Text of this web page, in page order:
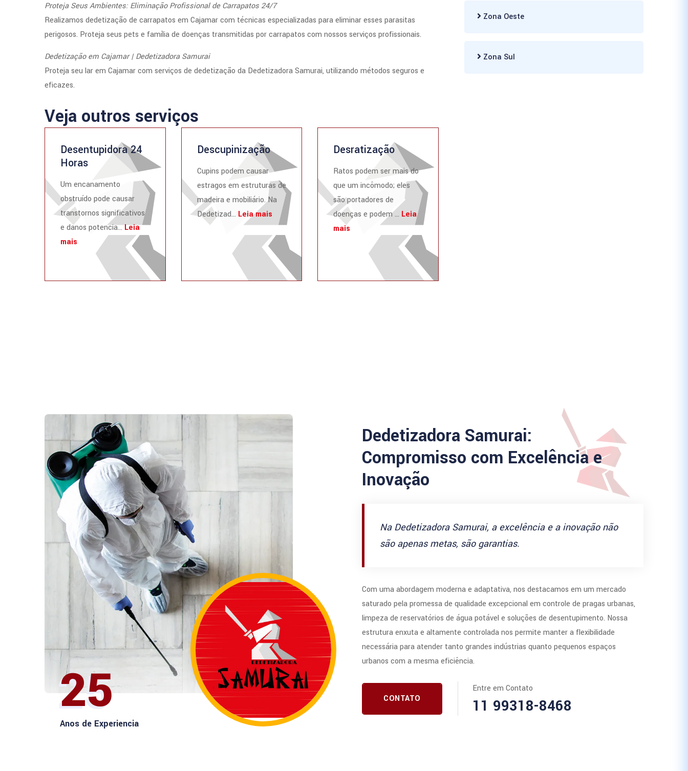
Proteja Seus Ambientes: Eliminação Profissional de Carrapatos 24/7
Realizamos dedetização de carrapatos em Cajamar com técnicas especializadas para eliminar esses parasitas
perigosos. Proteja seus pets e família de doenças transmitidas por carrapatos com nossos serviços profissionais.
Dedetização em Cajamar | Dedetizadora Samurai
Proteja seu lar em Cajamar com serviços de dedetização da Dedetizadora Samurai, utilizando métodos seguros e
eficazes.
Veja outros serviços
Desentupidora 24
Horas
Um encanamento
obstruído pode causar
transtornos significativos
e danos potencia...Leia
mais
Descupinização
Cupins podem causar
estragos em estruturas de
madeira e mobiliário. Na
Dedetizad... Leia mais
Desratização
Ratos podem ser mais do
que um incômodo; eles
são portadores de
doenças e podem ... Leia
mais
Zona Oeste
Zona Sul
25
Anos de Experiencia
Dedetizadora Samurai:
Compromisso com Excelência e
Inovação
Na Dedetizadora Samurai, a excelência e a inovação não
são apenas metas, são garantias.
Com uma abordagem moderna e adaptativa, nos destacamos em um mercado
saturado pela promessa de qualidade excepcional em controle de pragas urbanas,
limpeza de reservatórios de água potável e soluções de desentupimento. Nossa
estrutura enxuta e altamente controlada nos permite manter a flexibilidade
necessária para atender tanto grandes indústrias quanto pequenos espaços
urbanos com a mesma eficiência.
CONTATO
Entre em Contato
11 99318-8468